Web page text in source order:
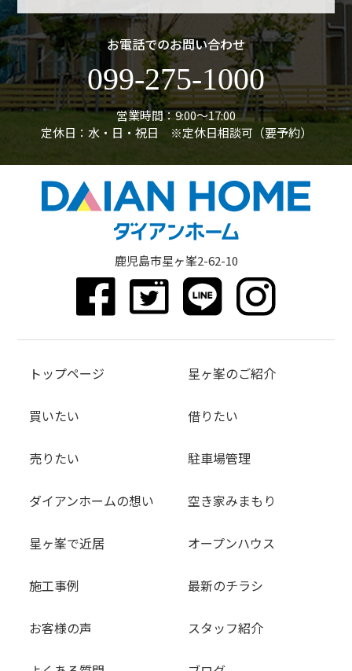
お電話でのお問い合わせ
099-275-1000
営業時間：9:00〜17:00
定休日：水・日・祝日 ※定休日相談可（要予約）
鹿児島市星ヶ峯2-62-10
トップページ 星ヶ峯のご紹介
買いたい 借りたい
売りたい 駐車場管理
ダイアンホームの想い 空き家みまもり
星ヶ峯で近居 オープンハウス
施工事例 最新のチラシ
お客様の声 スタッフ紹介